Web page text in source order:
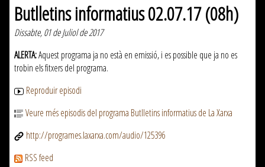
Butlletins informatius 02.07.17 (08h)
Dissabte, 01 de Juliol de 2017
ALERTA:Aquest programa ja no està en emissió, i es possible que ja no es
trobin els fitxers del programa.
Reproduir episodi
Veure més episodis del programa Butlletins informatius de La Xarxa
http://programes.laxarxa.com/audio/125396
RSS feed